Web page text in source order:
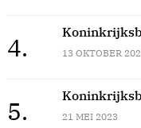
4. 13 OKTOBER
5. 21 MEI 2023